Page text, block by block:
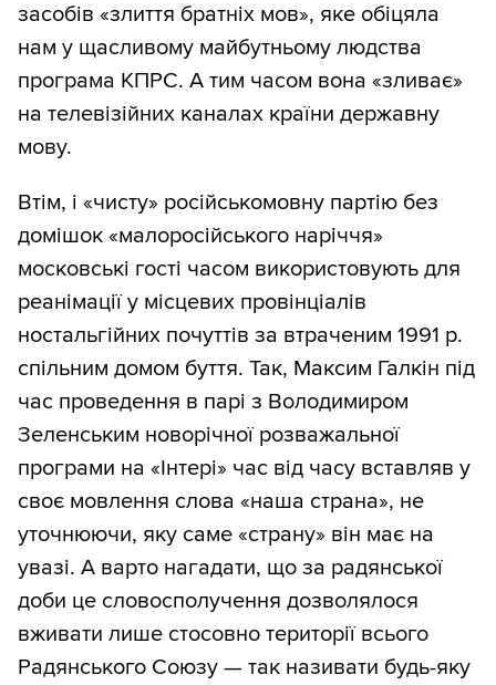
засобів «злиття братніх мов», яке обіцяла
нам у щасливому майбутньому людства
програма КПРС. А тим часом вона «зливає»
на телевізійних каналах країни державну
мову.
Втім, і «чисту» російськомовну партію без
домішок «малоросійського наріччя»
московські гості часом використовують для
реанімації у місцевих провінціалів
ностальгійних почуттів за втраченим 1991 р.
спільним домом буття. Так, Максим Галкін під
час проведення в парі з Володимиром
Зеленським новорічної розважальної
програми на «Інтері» час від часу вставляв у
своє мовлення слова «наша страна», не
уточнюючи, яку саме «страну» він має на
увазі. А варто нагадати, що за радянської
доби це словосполучення дозволялося
вживати лише стосовно території всього
Радянського Союзу — так називати будь-яку